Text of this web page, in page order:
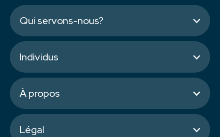
Qui servons-nous?
Individus
À propos
Légal